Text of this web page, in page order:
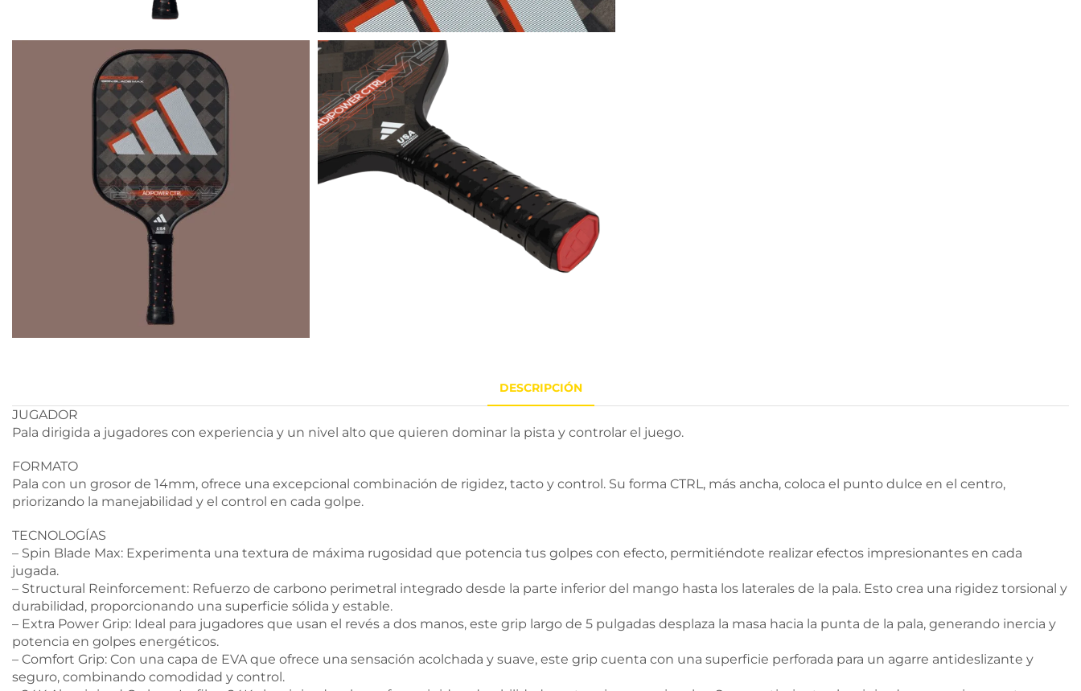
DESCRIPCIÓN
JUGADOR
Pala dirigida a jugadores con experiencia y un nivel alto que quieren dominar la pista y controlar el juego.
FORMATO
Pala con un grosor de 14mm, ofrece una excepcional combinación de rigidez, tacto y control. Su forma CTRL, más ancha, coloca el punto dulce en el centro,
priorizando la manejabilidad y el control en cada golpe.
TECNOLOGÍAS
– Spin Blade Max: Experimenta una textura de máxima rugosidad que potencia tus golpes con efecto, permitiéndote realizar efectos impresionantes en cada
jugada.
– Structural Reinforcement: Refuerzo de carbono perimetral integrado desde la parte inferior del mango hasta los laterales de la pala. Esto crea una rigidez torsional y
durabilidad, proporcionando una superficie sólida y estable.
– Extra Power Grip: Ideal para jugadores que usan el revés a dos manos, este grip largo de 5 pulgadas desplaza la masa hacia la punta de la pala, generando inercia y
potencia en golpes energéticos.
– Comfort Grip: Con una capa de EVA que ofrece una sensación acolchada y suave, este grip cuenta con una superficie perforada para un agarre antideslizante y
seguro, combinando comodidad y control.